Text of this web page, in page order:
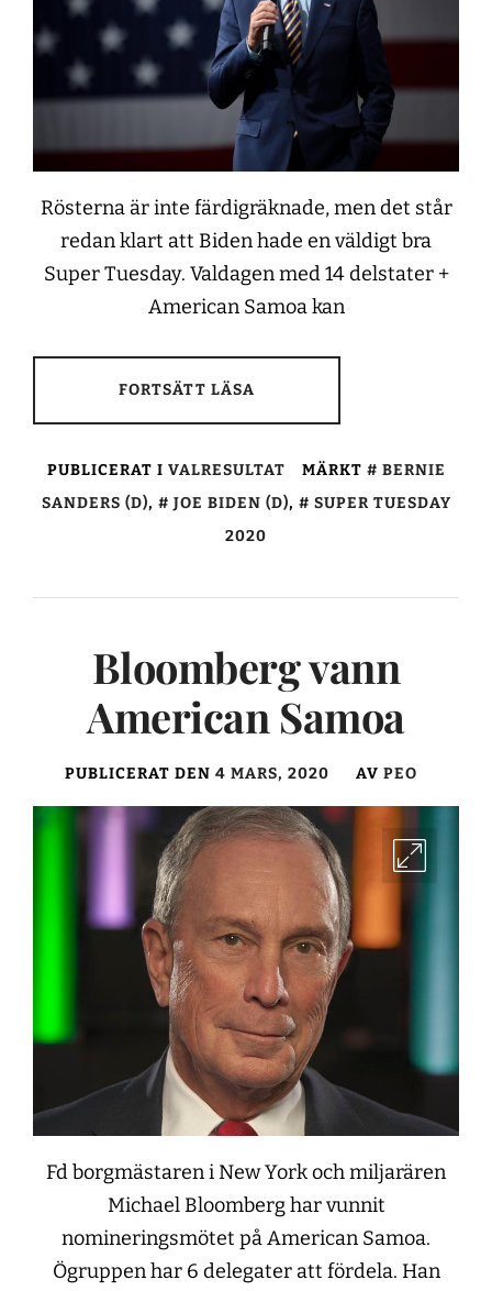
Rösterna är inte färdigräknade, men det står
redan klart att Biden hade en väldigt bra
Super Tuesday. Valdagen med 14 delstater +
American Samoa kan
FORTSÄTT LÄSA
PUBLICERAT I VALRESULTAT MÄRKT
BERNIE
SANDERS (D), JOE BIDEN (D),
SUPER TUESDAY
2020
Bloomberg vann
American Samoa
PUBLICERAT DEN 4 MARS, 2020 AV PEO
Fd borgmästaren i New York och miljarären
Michael Bloomberg har vunnit
nomineringsmötet på American Samoa.
Ögruppen har 6 delegater att fördela. Han